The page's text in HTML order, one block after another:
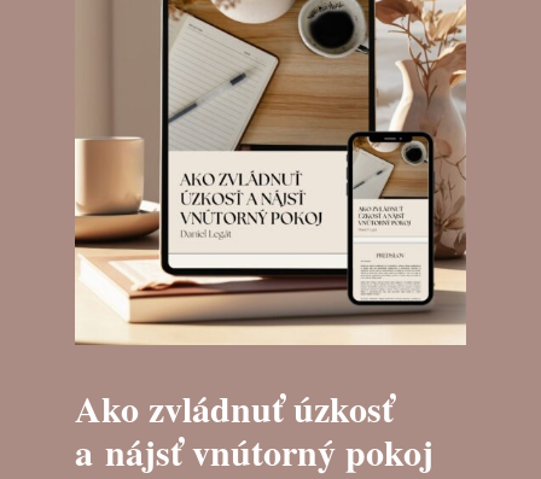
Ako zvládnuť úzkosť
a nájsť vnútorný pokoj